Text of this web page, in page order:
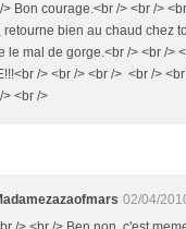
> Bon courage.<br /> <br />
retourne bien au chaud chez
le mal de gorge.<br /> <br />
/> <br /> <br /> <br />
> <br />
02/04/